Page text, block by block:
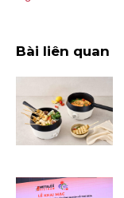
Bài liên quan